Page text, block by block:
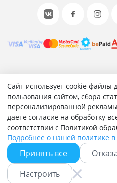
Сайт использует cookie-файлы
пользования сайтом, сбора
персонализированной
даете согласие на обработку
соответствии с Политикой
Подробнее о нашей политике
Принять все
Настроить
© 2001-2026 «Битрикс», «1С-
Битрикс: Управление сайтом.
Согласие на обработку
Отзыв согласия на обработку
Политика обработки
Соглашение об использовании